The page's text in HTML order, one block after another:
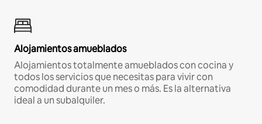
Alojamientos amueblados
Alojamientos totalmente amueblados con cocina y
todos los servicios que necesitas para vivir con
comodidad durante un mes o más. Es la alternativa
ideal a un subalquiler.